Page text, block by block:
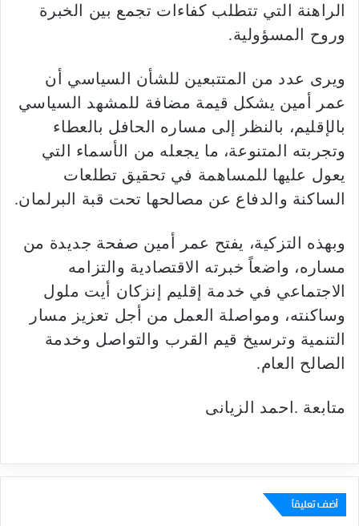
الراهنة التي تتطلب كفاءات تجمع بين الخبرة
وروح المسؤولية.
ويرى عدد من المتتبعين للشأن السياسي أن
عمر أمين يشكل قيمة مضافة للمشهد السياسي
بالإقليم، بالنظر إلى مساره الحافل بالعطاء
وتجربته المتنوعة، ما يجعله من الأسماء التي
يعول عليها للمساهمة في تحقيق تطلعات
الساكنة والدفاع عن مصالحها تحت قبة البرلمان.
وبهذه التزكية، يفتح عمر أمين صفحة جديدة من
مساره، واضعاً خبرته الاقتصادية والتزامه
الاجتماعي في خدمة إقليم إنزكان أيت ملول
وساكنته، ومواصلة العمل من أجل تعزيز مسار
التنمية وترسيخ قيم القرب والتواصل وخدمة
الصالح العام.
متابعة .احمد الزيانى
أضف تعليقاً